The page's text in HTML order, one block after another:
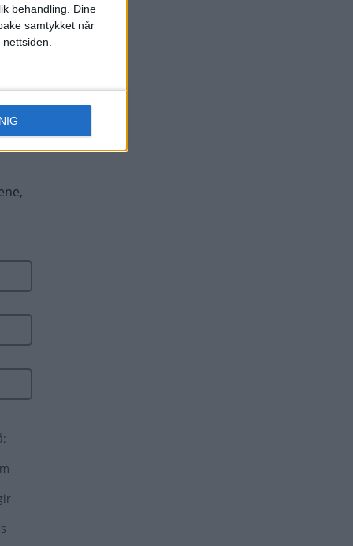
behandling. Dine
samtykket når